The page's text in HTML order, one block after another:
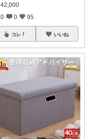
42,000
0 0 95
コレ いいね